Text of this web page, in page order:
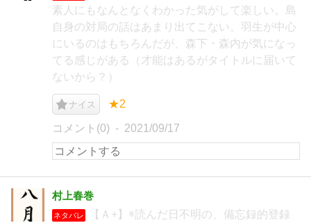
素人にもなんとなくわかった気がして楽しい。島
自身の対局の話はあまり出てこない。羽生が中心
にいるのはもちろんだが、森下・森内が気になっ
てる感じがある（才能はあるがタイトルに届いて
ないから？）
ナイス ★2
コメント(0) 2021/09/17
村上春巻
ネタバレ
【Ａ+】※読んだ日不明の、備忘録的登録